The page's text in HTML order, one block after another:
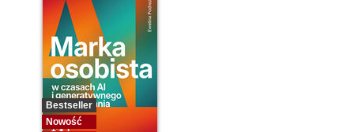
Bestseller
Nowość